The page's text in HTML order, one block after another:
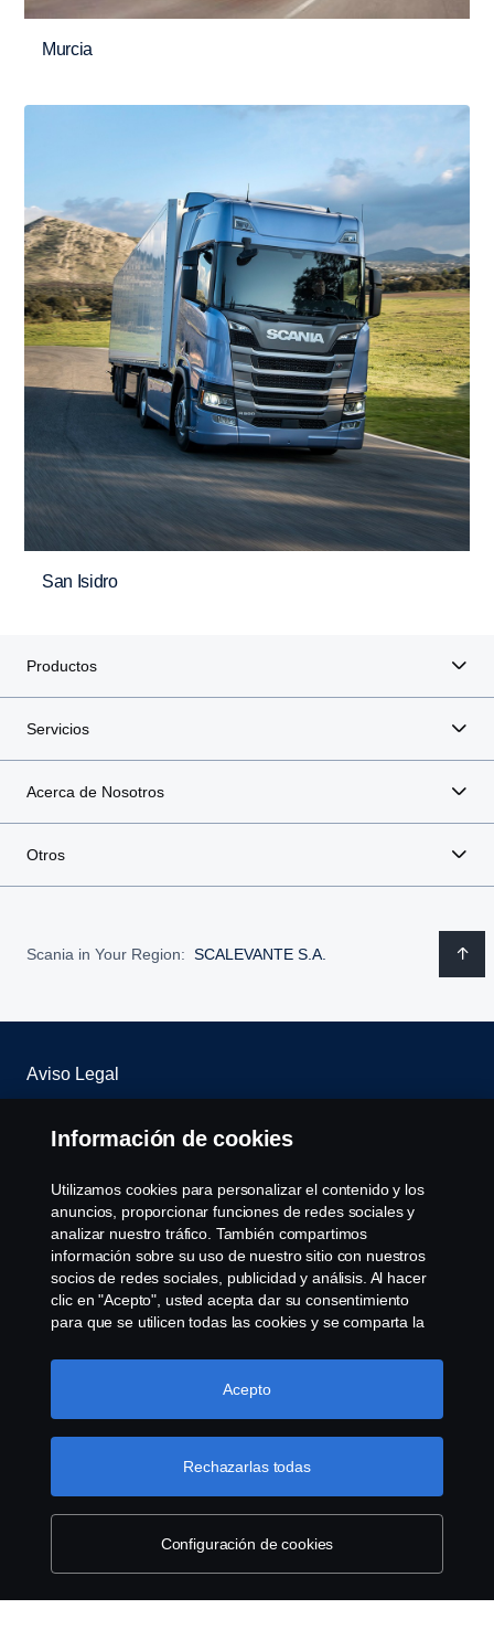
Murcia
San Isidro
Productos
Servicios
Acerca de Nosotros
Otros
Scania in Your Region: SCALEVANTE S.A.
Aviso Legal
Declaración de Privacidad
WHISTLEBLOWING
Política de cookies
Cookie settings
© Copyright Scania 2022 All rights reserved. Scania
CV AB (publ), SE-151 87 Södertälje, Sweden, Tel:
+46-8-55 38 10 00, Fax: +46-8-55 38 10 37.
Información de cookies
Utilizamos cookies para personalizar el contenido y los
anuncios, proporcionar funciones de redes sociales y
analizar nuestro tráfico. También compartimos
información sobre su uso de nuestro sitio con nuestros
socios de redes sociales, publicidad y análisis. Al hacer
clic en "Acepto", usted acepta dar su consentimiento
para que se utilicen todas las cookies y se comparta la
haciendo clic en "Configuración de cookies" y
seleccionando las categorías que desea aceptar. Para
Más información sobre su privacidad
Configuración de cookies
Rechazarlas todas
Acepto